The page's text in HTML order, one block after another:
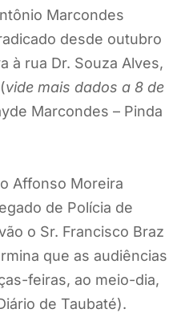
Marcondes
desde outubro
à rua Dr. Souza Alves,
vide mais dados a 8 de
Marcondes – Pinda
Affonso Moreira
de Polícia de
o Sr. Francisco Braz
que as audiências
feiras, ao meio-dia,
de Taubaté).